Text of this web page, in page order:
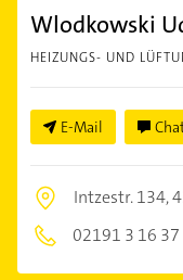
Wlodkowski
HEIZUNGS- UND
E-Mail
Intzestr. 134,
02191 3 16 37